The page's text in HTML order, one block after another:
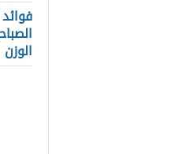
الوزن